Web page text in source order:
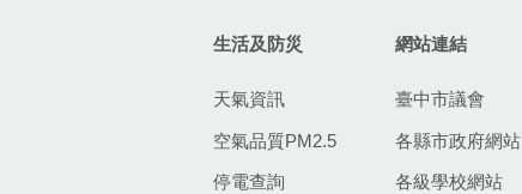
生活及防災
天氣資訊
空氣品質PM2.5
停電查詢
網站連結
臺中市議會
各縣市政府網站
各級學校網站